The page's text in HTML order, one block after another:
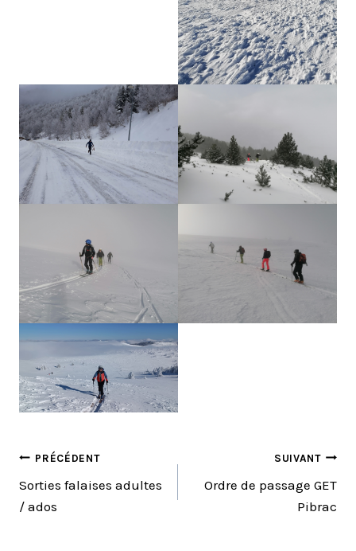
NAVIGATION
DE
PRÉCÉDENT
Sorties falaises adultes
/ ados
SUIVANT
Ordre de passage GET
Pibrac